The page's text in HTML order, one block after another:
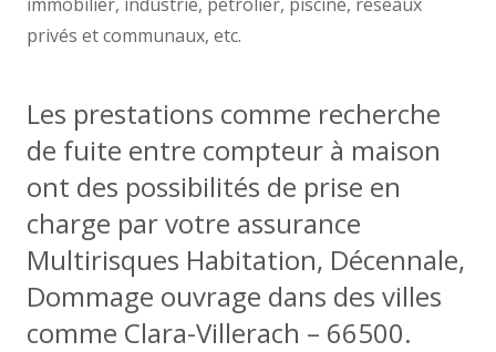
privés et communaux, etc.
Les prestations comme recherche
de fuite entre compteur à maison
ont des possibilités de prise en
charge par votre assurance
Multirisques Habitation, Décennale,
Dommage ouvrage dans des villes
comme Clara-Villerach – 66500.